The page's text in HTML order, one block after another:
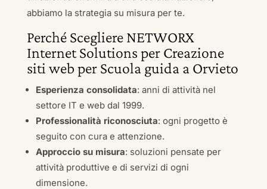
abbiamo la strategia su misura per te.
Perché Scegliere NETWORX
Internet Solutions per Creazione
siti web per Scuola guida a Orvieto
Esperienza consolidata: anni di attività nel
settore IT e web dal 1999.
Professionalità riconosciuta: ogni progetto è
seguito con cura e attenzione.
Approccio su misura: soluzioni pensate per
attività produttive e di servizi di ogni
dimensione.